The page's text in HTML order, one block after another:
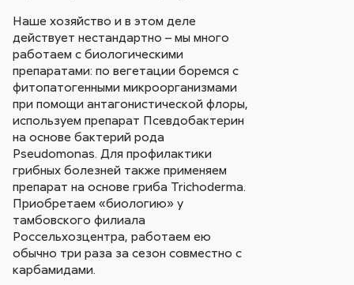
Наше хозяйство и в этом деле
действует нестандартно – мы много
работаем с биологическими
препаратами: по вегетации боремся с
фитопатогенными микроорганизмами
при помощи антагонистической флоры,
используем препарат Псевдобактерин
на основе бактерий рода
Pseudomonas. Для профилактики
грибных болезней также применяем
препарат на основе гриба Trichoderma.
Приобретаем «биологию» у
тамбовского филиала
Россельхозцентра, работаем ею
обычно три раза за сезон совместно с
карбамидами.